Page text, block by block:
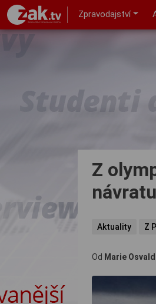
Zpravodajství
Z
Aktuality Z
Od Marie